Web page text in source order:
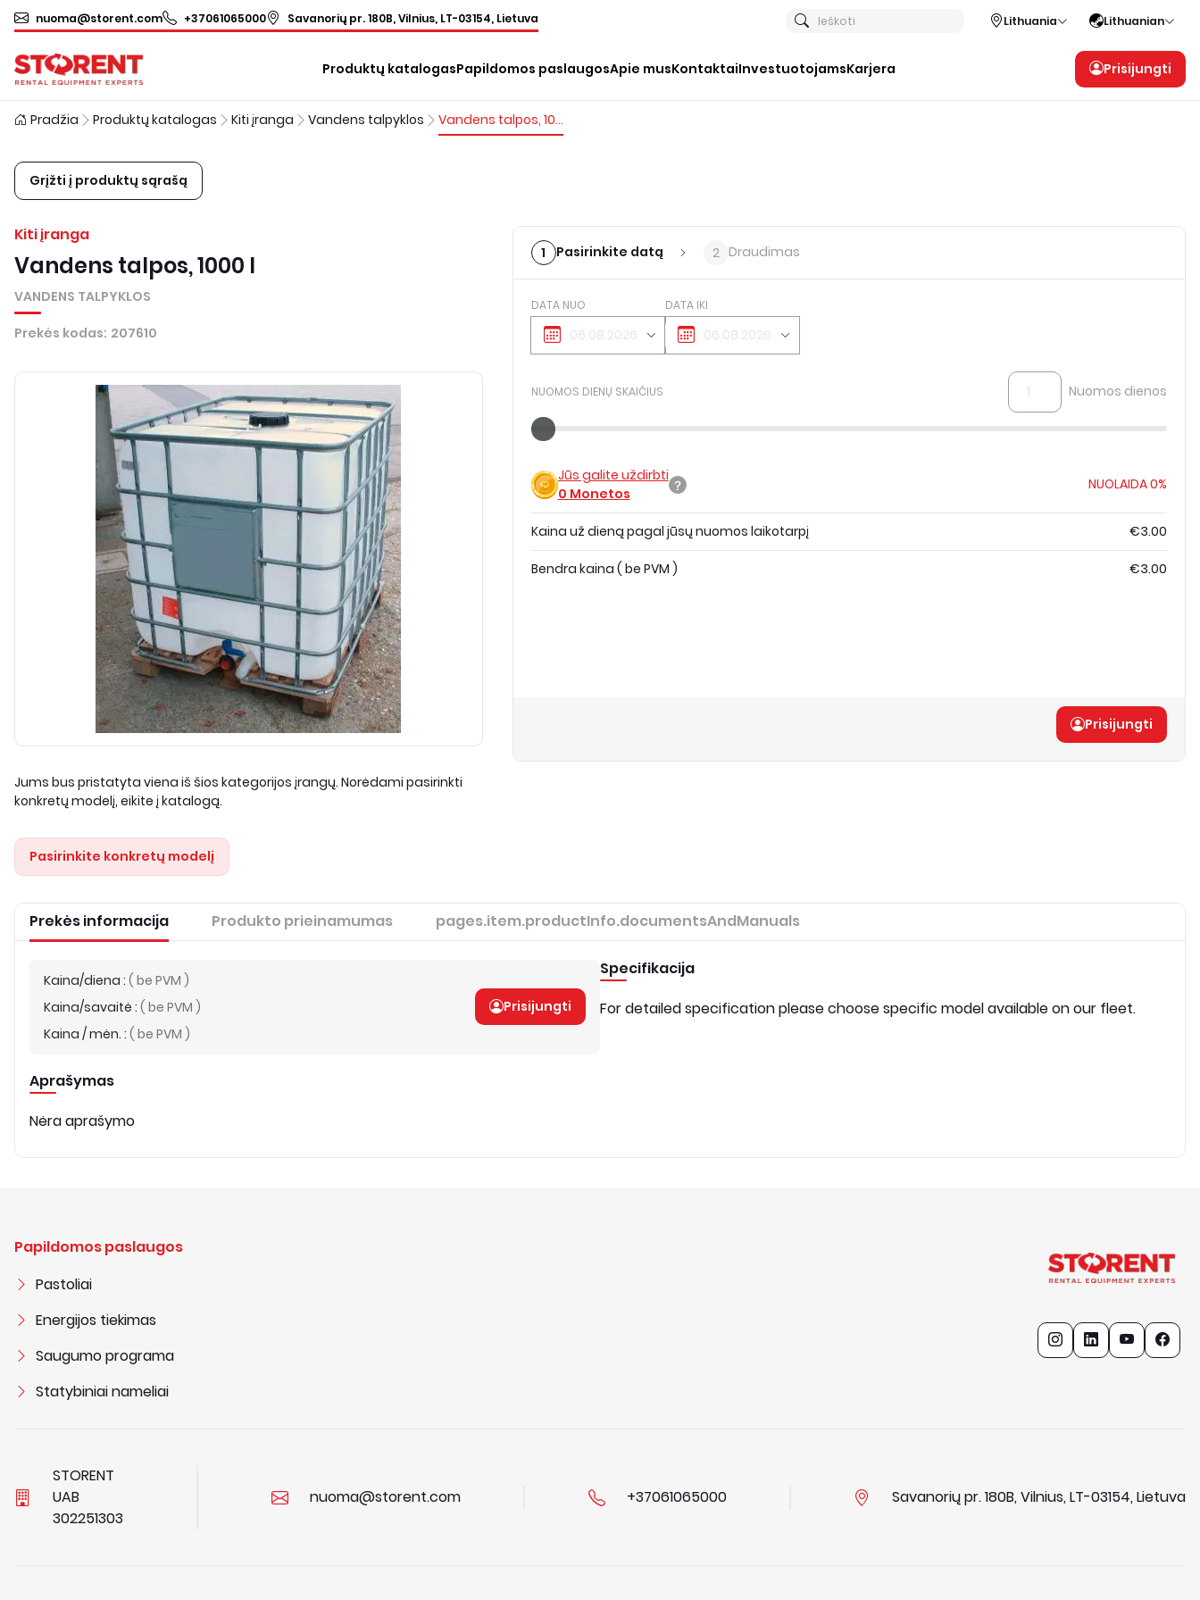
nuoma@storent.com +37061065000 Savanorių pr. 180B, Vilnius, LT-03154, Lietuva Ieškoti Lithuania Lithuanian
Produktų katalogasPapildomos paslaugosApie musKontaktaiInvestuotojamsKarjera Prisijungti
Pradžia Produktų katalogas Kiti įranga Vandens talpyklos Vandens talpos, 1000 l
Grįžti į produktų sąrašą
Kiti įranga
Vandens talpos, 1000 l
VANDENS TALPYKLOS
Prekės kodas: 207610
Jums bus pristatyta viena iš šios kategorijos įrangų. Norėdami pasirinkti
konkretų modelį, eikite į katalogą.
Pasirinkite konkretų modelį
1 Pasirinkite datą 2 Draudimas
DATA NUO DATA IKI
NUOMOS DIENŲ SKAIČIUS Nuomos dienos
Jūs galite uždirbti
0 Monetos
NUOLAIDA0%
Kaina už dieną pagal jūsų nuomos laikotarpį €3.00
Bendra kaina ( be PVM ) €3.00
Prisijungti
Prekės informacija Produkto prieinamumas pages.item.productInfo.documentsAndManuals
Kaina/diena : ( be PVM )
Kaina/savaitė : ( be PVM )
Kaina / mėn. : ( be PVM )
Prisijungti
Aprašymas
Nėra aprašymo
Specifikacija
For detailed specification please choose specific model available on our fleet.
Papildomos paslaugos
Pastoliai
Energijos tiekimas
Saugumo programa
Statybiniai nameliai
STORENT
UAB
302251303
nuoma@storent.com +37061065000 Savanorių pr. 180B, Vilnius, LT-03154, Lietuva